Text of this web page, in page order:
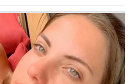
Çerez Bilgilendirme
Korunması Kanunu uyarınca
Metnimizi okumak ve sitemizde
kullanılan çerezlerle ilgili bilgi
.